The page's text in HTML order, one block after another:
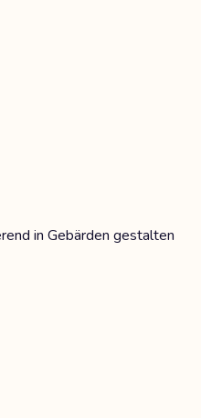
in Gebärden gestalten